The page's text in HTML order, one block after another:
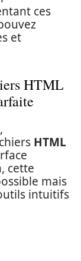
ces
et
HTML
HTML
cette
mais
intuitifs